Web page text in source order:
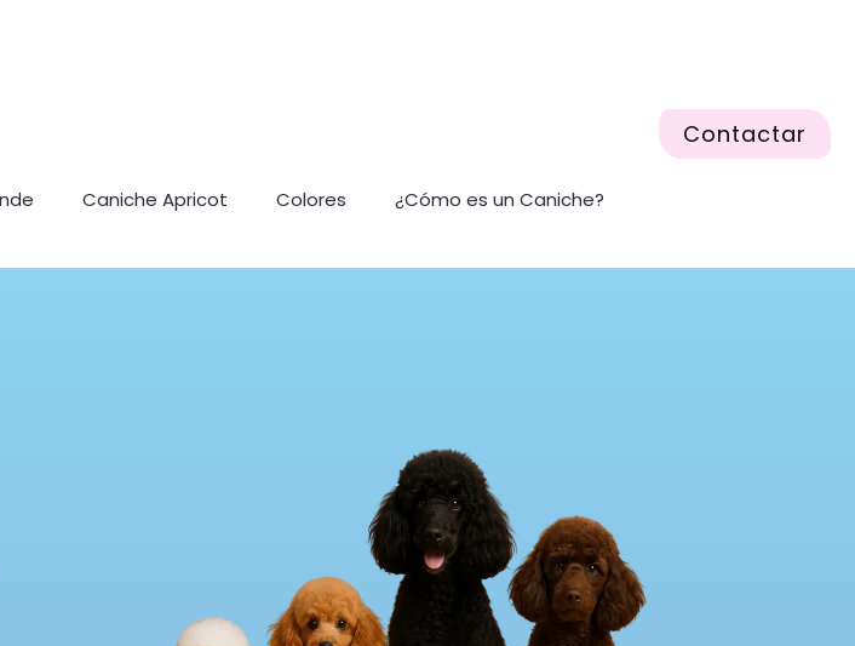
Caniche Apricot Colores ¿Cómo es un Caniche?
Contactar